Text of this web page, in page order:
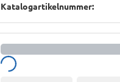
Katalogartikelnummer:
Lädt...